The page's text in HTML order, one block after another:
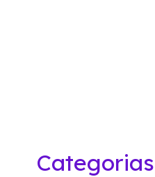
Categorias